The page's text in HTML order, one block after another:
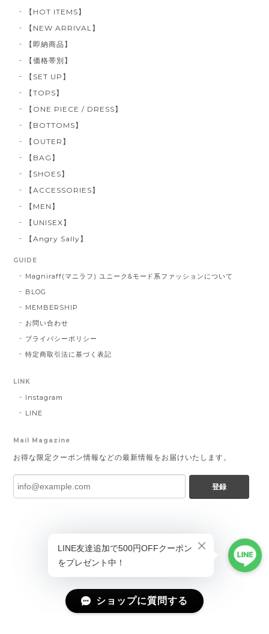
【HOT ITEMS】
【NEW ARRIVAL】
【即納商品】
【価格帯別】
【SET UP】
【TOPS】
【ONE PIECE / DRESS】
【BOTTOMS】
【OUTER】
【BAG】
【SHOES】
【ACCESSORIES】
【MEN】
【UNISEX】
【Angry Sally】
GUIDE
Magniraff(マニラフ) ユニーク&モード系ファッションについて
BLOG
MEMBERSHIP
お問い合わせ
プライバシーポリシー
特定商取引法に基づく表記
LINK
Instagram
LINE
Mail Magazine
お得な限定クーポン情報などの最新情報をお届けいたします。
登録
ショップに質問する